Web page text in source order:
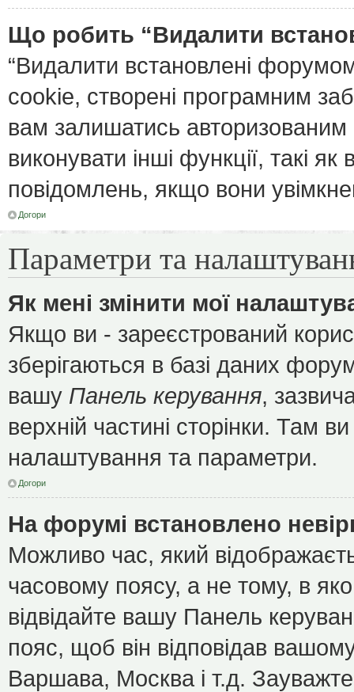
Що робить “Видалити
“Видалити встановлені
cookie, створені програмним
вам залишатись
виконувати інші функції, такі
повідомлень, якщо вони
Догори
Параметри та
Як мені змінити мої
Якщо ви - зареєстрований
зберігаються в базі даних
вашу Панель керування,
верхній частині сторінки. Там
налаштування та параметри.
Догори
На форумі встановлено
Можливо час, який
часовому поясу, а не тому, в
відвідайте вашу Панель
пояс, щоб він відповідав
Варшава, Москва і т.д.